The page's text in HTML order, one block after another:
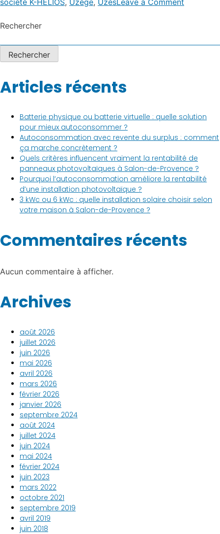
société K-HELIOS, Uzège, UzèsLeave a Comment
Rechercher
Rechercher
Articles récents
Batterie physique ou batterie virtuelle : quelle solution
pour mieux autoconsommer ?
Autoconsommation avec revente du surplus : comment
ça marche concrètement ?
Quels critères influencent vraiment la rentabilité de
panneaux photovoltaïques à Salon-de-Provence ?
Pourquoi l’autoconsommation améliore la rentabilité
d’une installation photovoltaïque ?
3 kWc ou 6 kWc : quelle installation solaire choisir selon
votre maison à Salon-de-Provence ?
Commentaires récents
Aucun commentaire à afficher.
Archives
août 2026
juillet 2026
juin 2026
mai 2026
avril 2026
mars 2026
février 2026
janvier 2026
septembre 2024
août 2024
juillet 2024
juin 2024
mai 2024
février 2024
juin 2023
mars 2022
octobre 2021
septembre 2019
avril 2019
juin 2018